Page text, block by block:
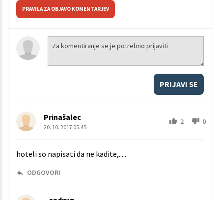
PRAVILA ZA OBJAVO KOMENTARJEV
PRIJAVI SE
Prinašalec
20. 10. 2017 05.45
2 0
hoteli so napisati da ne kadite,.....
ODGOVORI